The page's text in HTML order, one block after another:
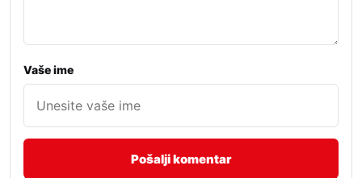
Vaše ime